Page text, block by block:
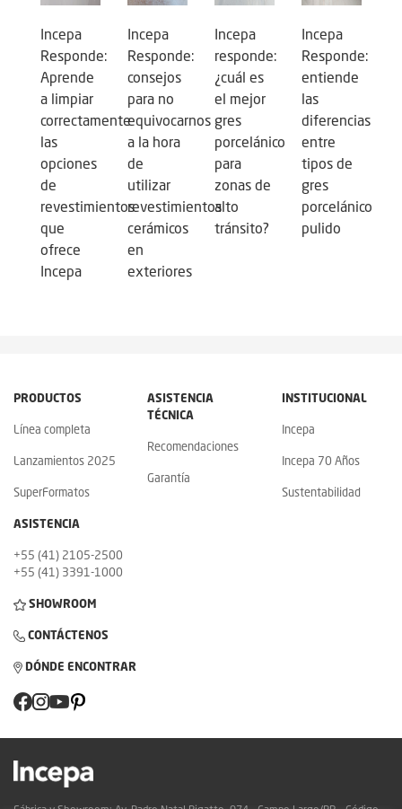
Incepa
Responde:
Aprende
a limpiar
correctamente
las
opciones
de
revestimientos
que
ofrece
Incepa
Incepa
Responde:
consejos
para no
equivocarnos
a la hora
de
utilizar
revestimientos
cerámicos
en
exteriores
Incepa
responde:
¿cuál es
el mejor
gres
porcelánico
para
zonas de
alto
tránsito?
Incepa
Responde:
entiende
las
diferencias
entre
tipos de
gres
porcelánico
pulido
PRODUCTOS
Línea completa
Lanzamientos 2025
SuperFormatos
ASISTENCIA
TÉCNICA
Recomendaciones
Garantía
INSTITUCIONAL
Incepa
Incepa 70 Años
Sustentabilidad
ASISTENCIA
+55 (41) 2105-2500
+55 (41) 3391-1000
SHOWROOM
CONTÁCTENOS
DÓNDE ENCONTRAR